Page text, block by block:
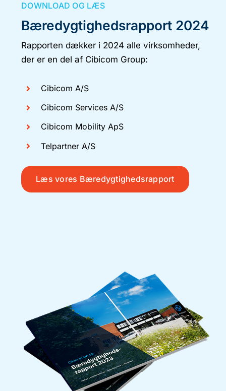
DOWNLOAD OG LÆS
Bæredygtighedsrapport 2024
Rapporten dækker i 2024 alle virksomheder,
der er en del af Cibicom Group:
Cibicom A/S
Cibicom Services A/S
Cibicom Mobility ApS
Telpartner A/S
Læs vores Bæredygtighedsrapport